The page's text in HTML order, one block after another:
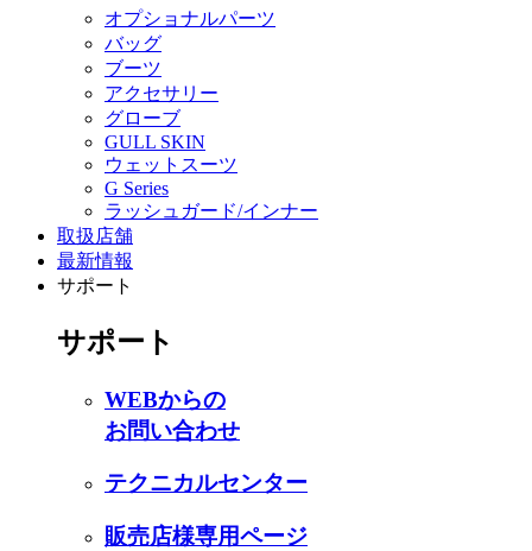
オプショナルパーツ
バッグ
ブーツ
アクセサリー
グローブ
GULL SKIN
ウェットスーツ
G Series
ラッシュガード/インナー
取扱店舗
最新情報
サポート
サポート
WEBからの
お問い合わせ
テクニカルセンター
販売店様専用ページ